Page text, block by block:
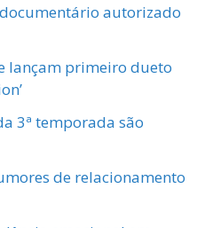
autorizado
lançam primeiro dueto
3ª temporada são
de relacionamento